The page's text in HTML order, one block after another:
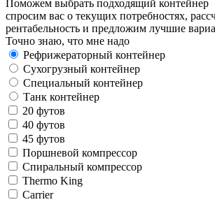
Поможем выбрать подходящий контейнер
спросим вас о текущих потребностях,
рентабельность и предложим лучшие
Точно знаю, что мне надо
Рефрижераторный контейнер
Сухогрузный контейнер
Специальный контейнер
Танк контейнер
20 футов
40 футов
45 футов
Поршневой компрессор
Спиральный компрессор
Thermo King
Carrier